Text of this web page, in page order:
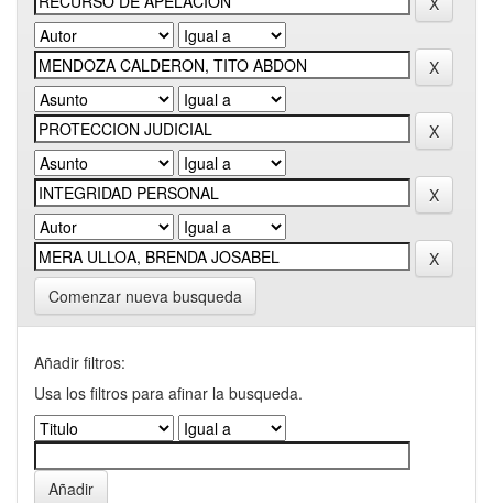
Comenzar nueva busqueda
Añadir filtros:
Usa los filtros para afinar la busqueda.